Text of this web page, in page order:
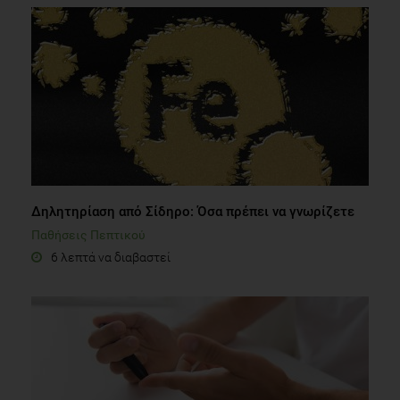
Δηλητηρίαση από Σίδηρο: Όσα πρέπει να γνωρίζετε
Παθήσεις Πεπτικού
6 λεπτά να διαβαστεί